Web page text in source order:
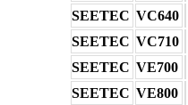
SEETEC VC640
SEETEC VC710
SEETEC VE700
SEETEC VE800